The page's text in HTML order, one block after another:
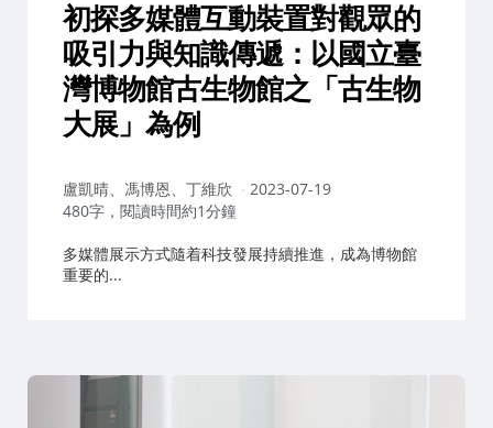
初探多媒體互動裝置對觀眾的
吸引力與知識傳遞：以國立臺
灣博物館古生物館之「古生物
大展」為例
作
者：
盧凱晴、馮博恩、丁維欣
2023-07-19
480字，閱讀時間約1分鐘
多媒體展示方式隨着科技發展持續推進，成為博物館
重要的...